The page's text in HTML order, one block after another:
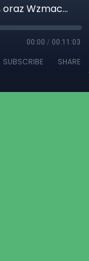
Test mikrofonu Rode Podmic, oraz Wzmacniacza mikrofonowego KLARK TEKNIK MIC BOOSTER
00:00 / 00:11:03
SUBSCRIBE SHARE